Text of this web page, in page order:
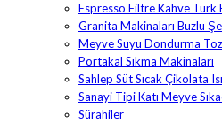
Espresso Filtre Kahve Türk
Granita Makinaları Buzlu
Meyve Suyu Dondurma
Portakal Sıkma Makinaları
Sahlep Süt Sıcak Çikolata
Sanayi Tipi Katı Meyve
Sürahiler